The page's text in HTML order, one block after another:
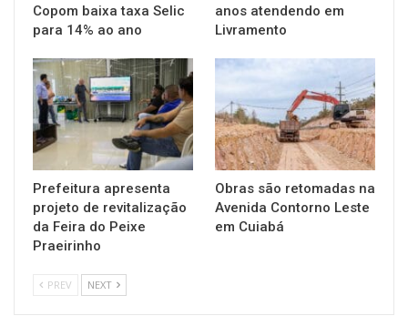
Copom baixa taxa Selic
para 14% ao ano
anos atendendo em
Livramento
Prefeitura apresenta
projeto de revitalização
da Feira do Peixe
Praeirinho
Obras são retomadas na
Avenida Contorno Leste
em Cuiabá
PREV NEXT